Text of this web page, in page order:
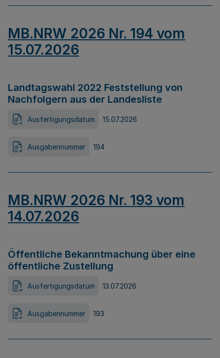
MB.NRW 2026 Nr. 194 vom
15.07.2026
Landtagswahl 2022 Feststellung von
Nachfolgern aus der Landesliste
Ausfertigungsdatum 15.07.2026
Ausgabennummer 194
MB.NRW 2026 Nr. 193 vom
14.07.2026
Öffentliche Bekanntmachung über eine
öffentliche Zustellung
Ausfertigungsdatum 13.07.2026
Ausgabennummer 193